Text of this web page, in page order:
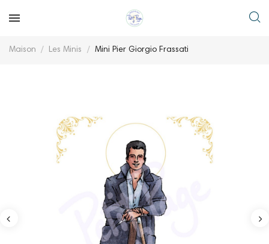
Maison Les Minis Mini Pier Giorgio Frassati